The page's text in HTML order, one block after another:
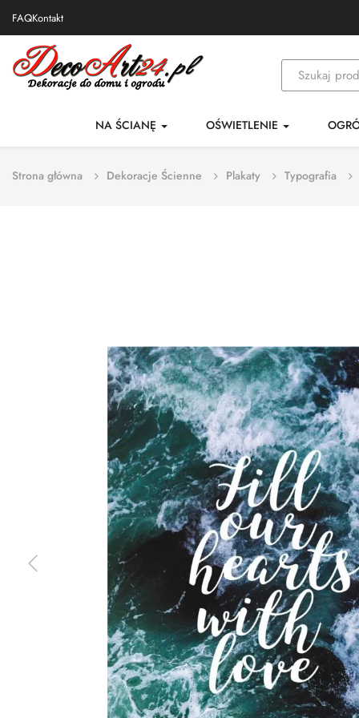
FAQKontakt
NA ŚCIANĘ OŚWIETLENIE
Strona główna Dekoracje Ścienne Plakaty Typografia